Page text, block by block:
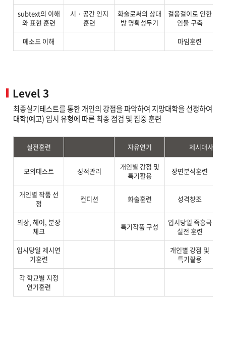
subtext의 이해
와 표현 훈련
시 · 공간 인지
훈련
화술로써의 상대
방 명확성두기
걸음걸이로 인한
인물 구축
메소드 이해 마임훈련
Level 3
최종실기테스트를 통한 개인의 강점을 파악하여 지망대학을 선정하여
대학(예고) 입시 유형에 따른 최종 점검 및 집중 훈련
실전훈련 자유연기 제시대사, 제
모의테스트 성적관리
개인별 강점 및
특기활용
장면분석훈련
개인별 작품 선
정
컨디션 화술훈련 성격창조
의상, 헤어, 분장
체크
특기작품 구성
입시당일 즉흥극
실전 훈련
입시당일 제시연
기훈련
개인별 강점 및
특기활용
각 학교별 지정
연기훈련